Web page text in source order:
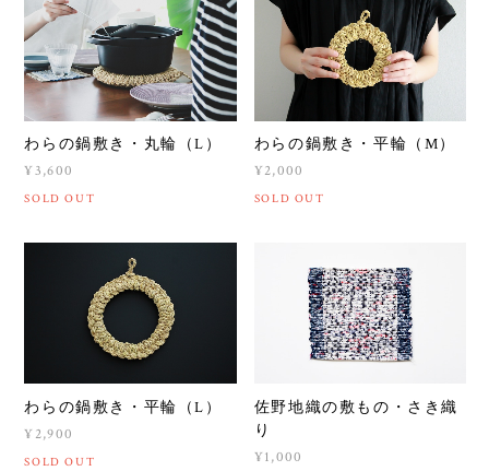
わらの鍋敷き・丸輪（L）
¥3,600
SOLD OUT
わらの鍋敷き・平輪（M）
¥2,000
SOLD OUT
わらの鍋敷き・平輪（L）
¥2,900
SOLD OUT
佐野地織の敷もの・さき織
り
¥1,000